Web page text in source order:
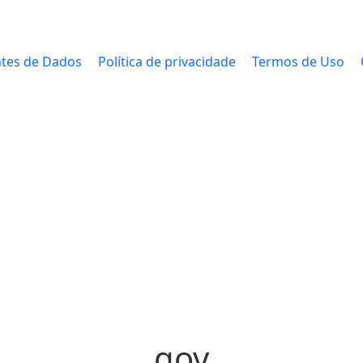
de Dados Política de privacidade Termos de Uso